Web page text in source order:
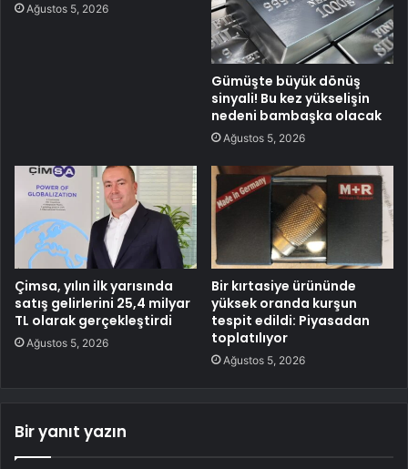
Ağustos 5, 2026
Gümüşte büyük dönüş
sinyali! Bu kez yükselişin
nedeni bambaşka olacak
Ağustos 5, 2026
Çimsa, yılın ilk yarısında
satış gelirlerini 25,4 milyar
TL olarak gerçekleştirdi
Ağustos 5, 2026
Bir kırtasiye ürününde
yüksek oranda kurşun
tespit edildi: Piyasadan
toplatılıyor
Ağustos 5, 2026
Bir yanıt yazın